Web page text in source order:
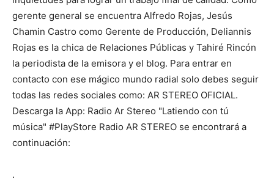
gerente general se encuentra Alfredo Rojas, Jesús
Chamin Castro como Gerente de Producción, Deliannis
Rojas es la chica de Relaciones Públicas y Tahiré Rincón
la periodista de la emisora y el blog. Para entrar en
contacto con ese mágico mundo radial solo debes seguir
todas las redes sociales como: AR STEREO OFICIAL.
Descarga la App: Radio Ar Stereo "Latiendo con tú
música" #PlayStore Radio AR STEREO se encontrará a
continuación:
.